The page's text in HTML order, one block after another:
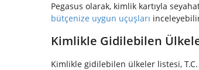
Pegasus olarak, kimlik kartıyla
bütçenize uygun uçuşları
Kimlikle Gidilebilen
Kimlikle gidilebilen ülkeler listesi,